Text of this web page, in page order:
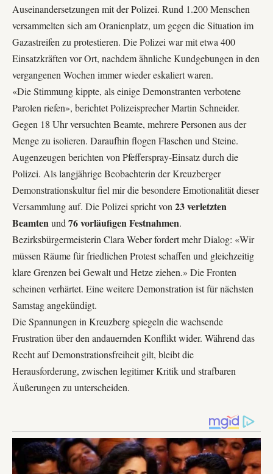
Auseinandersetzungen mit der Polizei. Rund 1.200 Menschen
versammelten sich am Oranienplatz, um gegen die Situation im
Gazastreifen zu protestieren. Die Polizei war mit etwa 400
Einsatzkräften vor Ort, nachdem ähnliche Kundgebungen in den
vergangenen Wochen immer wieder eskaliert waren.
«Die Stimmung kippte, als einige Demonstranten verbotene
Parolen riefen», berichtet Polizeisprecher Martin Schneider.
Gegen 18 Uhr versuchten Beamte, mehrere Personen aus der
Menge zu isolieren. Daraufhin flogen Flaschen und Steine.
Augenzeugen berichten von Pfefferspray-Einsatzdurch die
Polizei. Als langjährige Beobachterin der Kreuzberger
Demonstrationskultur fiel mir die besondere Emotionalität dieser
Versammlung auf. Die Polizei spricht von 23 verletzten
Beamtenund 76 vorläufigen Festnahmen.
Bezirksbürgermeisterin Clara Weber fordert mehr Dialog: «Wir
müssen Räume für friedlichen Protest schaffen und gleichzeitig
klare Grenzen bei Gewalt und Hetze ziehen.» Die Fronten
scheinen verhärtet. Eine weitere Demonstration ist für nächsten
Samstag angekündigt.
Die Spannungen in Kreuzbergspiegeln die wachsende
Frustration über den andauernden Konflikt wider. Während das
Recht auf Demonstrationsfreiheit gilt, bleibt die
Herausforderung, zwischen legitimer Kritik und strafbaren
Äußerungen zu unterscheiden.